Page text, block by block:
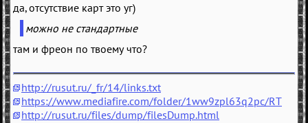
да, отсутствие карт это уг)
можно не стандартные
там и фреон по твоему что?
http://rusut.ru/_fr/14/links.txt
https://www.mediafire.com/folder/1ww9zpl63q2pc/RT
http://rusut.ru/files/dump/filesDump.html